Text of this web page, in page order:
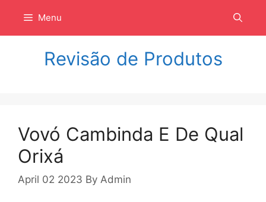
isi
Menu
Revisão de Produtos
Vovó Cambinda E De Qual
Orixá
April 02 2023 By Admin